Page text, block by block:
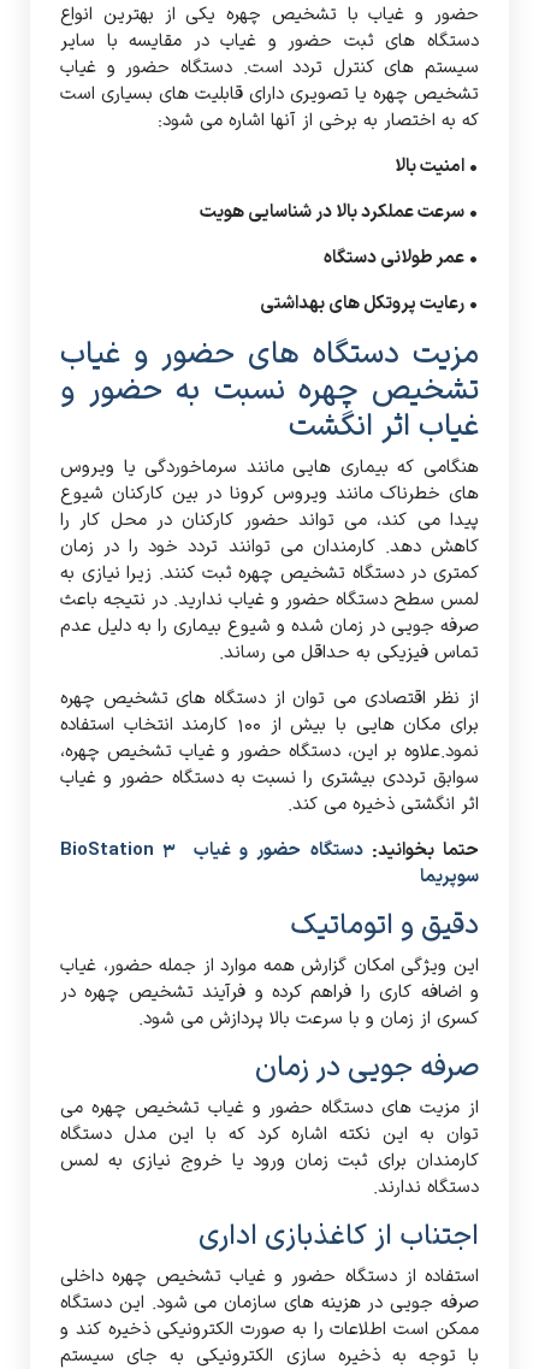
حضور و غیاب با تشخیص چهره یکی از بهترین انواع
دستگاه های ثبت حضور و غیاب در مقایسه با سایر
سیستم های کنترل تردد است. دستگاه حضور و غیاب
تشخیص چهره یا تصویری دارای قابلیت های بسیاری است
که به اختصار به برخی از آنها اشاره می شود:
• امنیت بالا
• سرعت عملکرد بالا در شناسایی هویت
• عمر طولانی دستگاه
• رعایت پروتکل های بهداشتی
مزیت دستگاه های حضور و غیاب
تشخیص چهره نسبت به حضور و
غیاب اثر انگشت
هنگامی که بیماری هایی مانند سرماخوردگی یا ویروس
های خطرناک مانند ویروس کرونا در بین کارکنان شیوع
پیدا می کند، می تواند حضور کارکنان در محل کار را
کاهش دهد. کارمندان می توانند تردد خود را در زمان
کمتری در دستگاه تشخیص چهره ثبت کنند. زیرا نیازی به
لمس سطح دستگاه حضور و غیاب ندارید. در نتیجه باعث
صرفه جویی در زمان شده و شیوع بیماری را به دلیل عدم
تماس فیزیکی به حداقل می رساند.
از نظر اقتصادی می توان از دستگاه های تشخیص چهره
برای مکان هایی با بیش از 100 کارمند انتخاب استفاده
نمود.علاوه بر این، دستگاه حضور و غیاب تشخیص چهره،
سوابق ترددی بیشتری را نسبت به دستگاه حضور و غیاب
اثر انگشتی ذخیره می کند.
حتما بخوانید:
دستگاه حضور و غیاب BioStation 3
سوپریما
دقیق و اتوماتیک
این ویژگی امکان گزارش همه موارد از جمله حضور، غیاب
و اضافه کاری را فراهم کرده و فرآیند تشخیص چهره در
کسری از زمان و با سرعت بالا پردازش می شود.
صرفه جویی در زمان
از مزیت های دستگاه حضور و غیاب تشخیص چهره می
توان به این نکته اشاره کرد که با این مدل دستگاه
کارمندان برای ثبت زمان ورود یا خروج نیازی به لمس
دستگاه ندارند.
اجتناب از کاغذبازی اداری
استفاده از دستگاه حضور و غیاب تشخیص چهره داخلی
صرفه جویی در هزینه های سازمان می شود. این دستگاه
ممکن است اطلاعات را به صورت الکترونیکی ذخیره کند و
با توجه به ذخیره سازی الکترونیکی به جای سیستم